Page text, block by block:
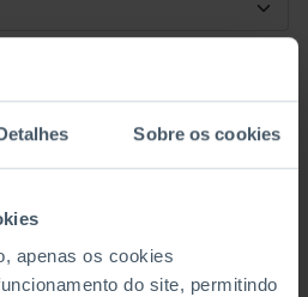
Sobre os cookies
apenas os cookies
do site, permitindo